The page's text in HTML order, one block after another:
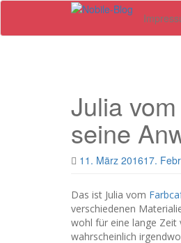
Skip
main
Julia
seine
11. März 201617.
Das ist Julia vom
verschiedenen
wohl für eine lange Zeit
wahrscheinlich